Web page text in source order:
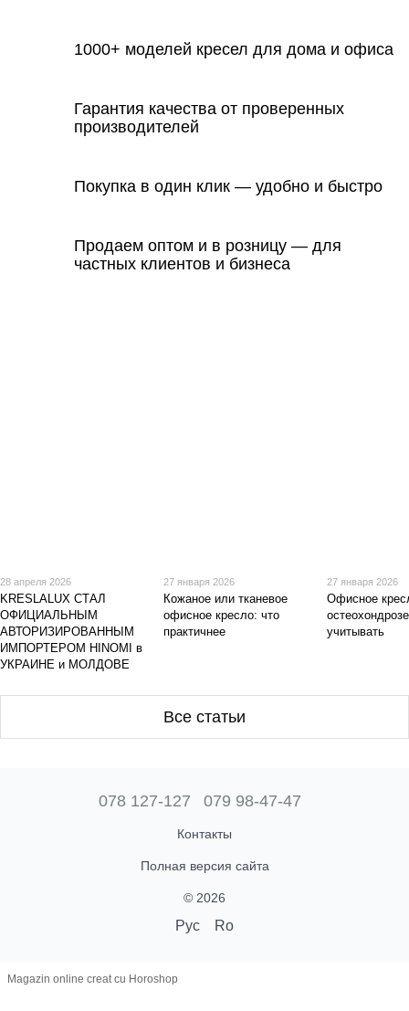
1000+ моделей кресел для дома и офиса
Гарантия качества от проверенных
производителей
Покупка в один клик — удобно и быстро
Продаем оптом и в розницу — для
частных клиентов и бизнеса
28 апреля 2026
KRESLALUX СТАЛ
ОФИЦИАЛЬНЫМ
АВТОРИЗИРОВАННЫМ
ИМПОРТЕРОМ HINOMI в
УКРАИНЕ и МОЛДОВЕ
27 января 2026
Кожаное или тканевое
офисное кресло: что
практичнее
27 января 2026
Офисное
учитывать
Все статьи
078 127-127 079 98-47-47
Контакты
Полная версия сайта
© 2026
Рус Ro
Magazin online creat cu Horoshop